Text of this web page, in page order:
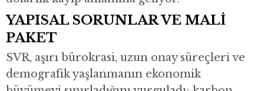
YAPISAL SORUNLAR VE MALİ
PAKET
SVR, aşırı bürokrasi, uzun onay süreçleri ve
demografik yaşlanmanın ekonomik